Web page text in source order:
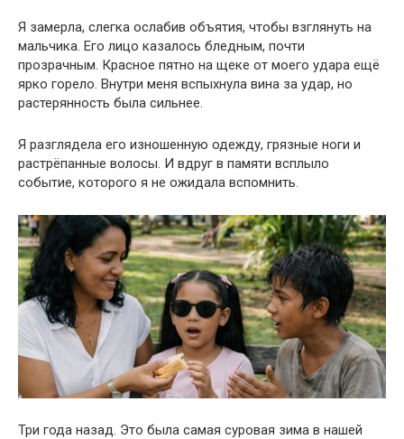
Я замерла, слегка ослабив объятия, чтобы взглянуть на
мальчика. Его лицо казалось бледным, почти
прозрачным. Красное пятно на щеке от моего удара ещё
ярко горело. Внутри меня вспыхнула вина за удар, но
растерянность была сильнее.
Я разглядела его изношенную одежду, грязные ноги и
растрёпанные волосы. И вдруг в памяти всплыло
событие, которого я не ожидала вспомнить.
Три года назад. Это была самая суровая зима в нашей